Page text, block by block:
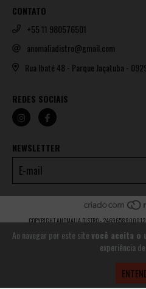
Ao navegar por este sitevocê aceita o
experiência
CONTATO
+55 11 980576501
anomaliadistro@gmail.com
Rua Ibaté 48 - Parque Jaçatuba -
REDES SOCIAIS
NEWSLETTER
COPYRIGHT ANOMALIA DISTRO -